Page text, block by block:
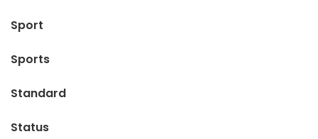
Sport
Sports
Standard
Status